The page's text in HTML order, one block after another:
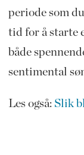
periode som
tid for å starte
både
sentimental
Les også:Slik